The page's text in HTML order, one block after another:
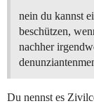
nein du kannst
beschützen,
nachher
Du nennst es